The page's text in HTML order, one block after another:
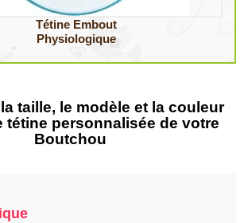
Tétine Embout
Physiologique
taille, le modèle et la couleur
tétine personnalisée de votre
Boutchou